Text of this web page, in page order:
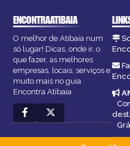
ENCONTRAATIBAIA
O melhor de Atibaia num
só lugar! Dicas, onde ir, o
que fazer, as melhores
empresas, locais, serviços e
muito mais no guia
Encontra Atibaia.